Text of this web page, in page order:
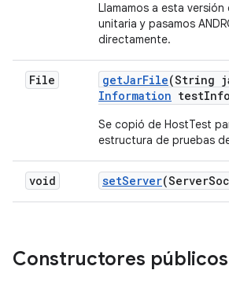
Llamamos a esta
unitaria y pasamos
directamente.
File getJarFile(String
Information test
Se copió de HostTest
estructura de pruebas
void setServer(Server
Constructores públicos